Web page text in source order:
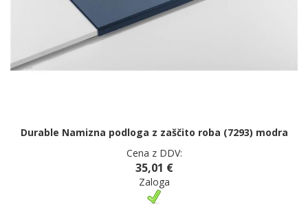
Durable Namizna podloga z zaščito roba (7293) modra
Cena z DDV:
35,01 €
Zaloga